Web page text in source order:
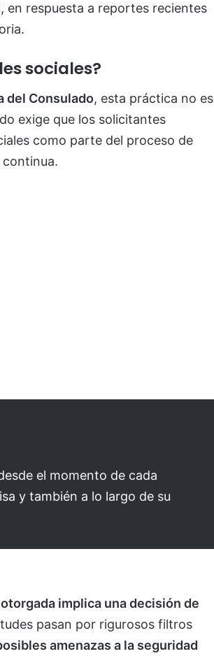
, en respuesta a reportes recientes
sociales?
del Consulado, esta práctica no es
exige que los solicitantes
como parte del proceso de
continua.
el momento de cada
y también a lo largo de su
implica una decisión de
pasan por rigurosos filtros
amenazas a la seguridad